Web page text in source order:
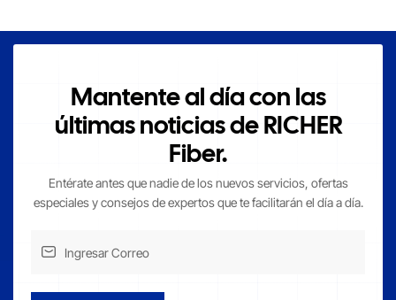
Mantente al día con las
últimas noticias de RICHER
Fiber.
Entérate antes que nadie de los nuevos servicios, ofertas
especiales y consejos de expertos que te facilitarán el día a día.